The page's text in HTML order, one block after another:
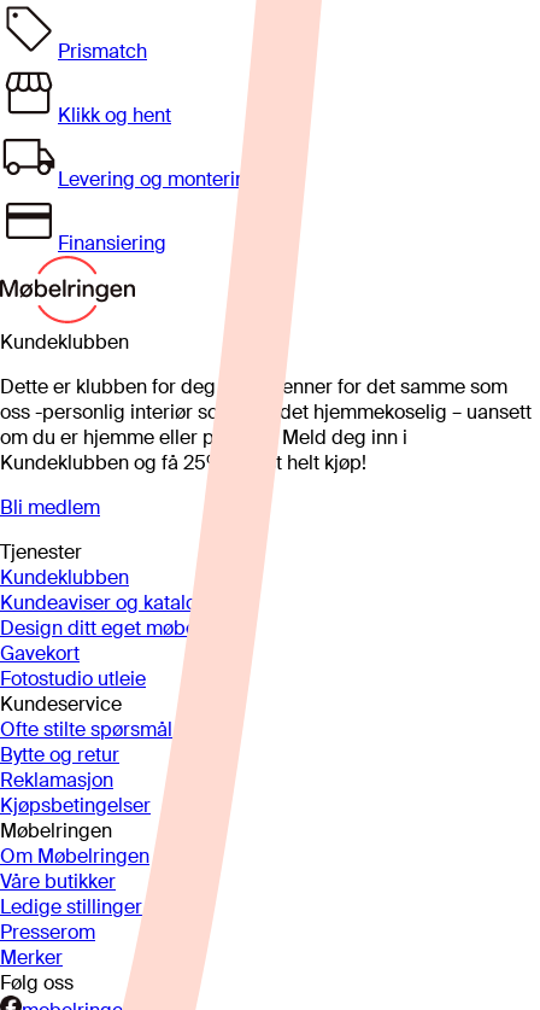
Prismatch
Klikk og hent
Levering og montering
Finansiering
Kundeklubben
Dette er klubben for deg som brenner for det samme som
oss -personlig interiør som gjør det hjemmekoselig – uansett
om du er hjemme eller på hytta. Meld deg inn i
Kundeklubben og få 25%* på et helt kjøp!
Bli medlem
Tjenester
Kundeklubben
Kundeaviser og kataloger
Design ditt eget møbel
Gavekort
Fotostudio utleie
Kundeservice
Ofte stilte spørsmål
Bytte og retur
Reklamasjon
Kjøpsbetingelser
Møbelringen
Om Møbelringen
Våre butikker
Ledige stillinger
Presserom
Merker
Følg oss